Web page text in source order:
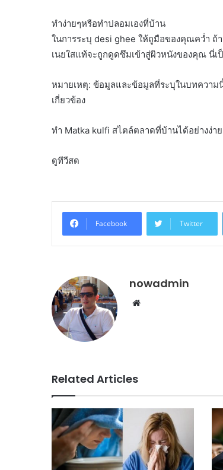
ทำง่ายๆหรือทำปลอมเองที่บ้าน
ในการระบุ desi ghee ให้ถูมือของคุณคว่ำ ถ้า
เนยใสแท้จะถูกดูดซึมเข้าสู่ผิวหนังของคุณ นี่
หมายเหตุ: ข้อมูลและข้อมูลที่ระบุในบทความ
เกี่ยวข้อง
ทำ Matka kulfi สไตล์ตลาดที่บ้านได้อย่างง่า
ดูทีวีสด
Facebook Twitter
nowadmin
Website
Related Articles